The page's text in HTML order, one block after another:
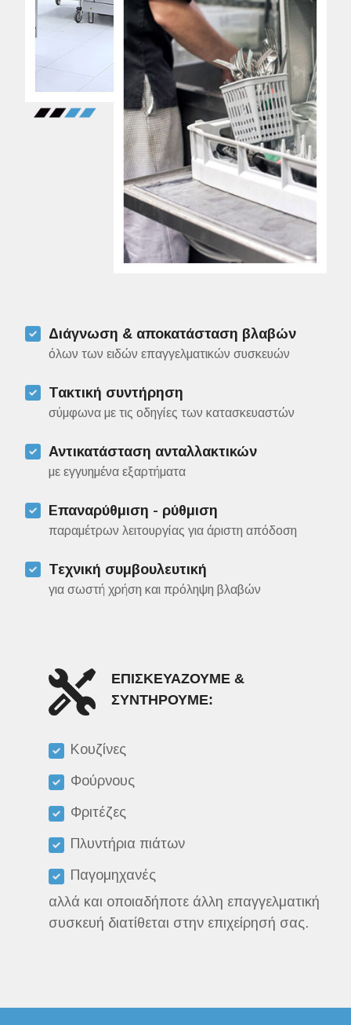
Διάγνωση & αποκατάσταση βλαβών
όλων των ειδών επαγγελματικών συσκευών
Τακτική συντήρηση
σύμφωνα με τις οδηγίες των κατασκευαστών
Αντικατάσταση ανταλλακτικών
με εγγυημένα εξαρτήματα
Επαναρύθμιση - ρύθμιση
παραμέτρων λειτουργίας για άριστη απόδοση
Τεχνική συμβουλευτική
για σωστή χρήση και πρόληψη βλαβών
ΕΠΙΣΚΕΥΑΖΟΥΜΕ &
ΣΥΝΤΗΡΟΥΜΕ:
Κουζίνες
Φούρνους
Φριτέζες
Πλυντήρια πιάτων
Παγομηχανές
αλλά και οποιαδήποτε άλλη επαγγελματική
συσκευή διατίθεται στην επιχείρησή σας.